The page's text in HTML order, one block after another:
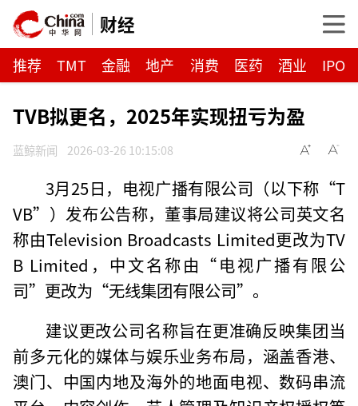
财经
推荐 TMT 金融 地产 消费 医药 酒业 IPO
TVB拟更名，2025年实现扭亏为盈
蓝鲸新闻 2026-03-26 10:15:08
3月25日，电视广播有限公司（以下称“T
VB”）发布公告称，董事局建议将公司英文名
称由Television Broadcasts Limited更改为TV
B Limited，中文名称由“电视广播有限公
司”更改为“无线集团有限公司”。
建议更改公司名称旨在更准确反映集团当
前多元化的媒体与娱乐业务布局，涵盖香港、
澳门、中国内地及海外的地面电视、数码串流